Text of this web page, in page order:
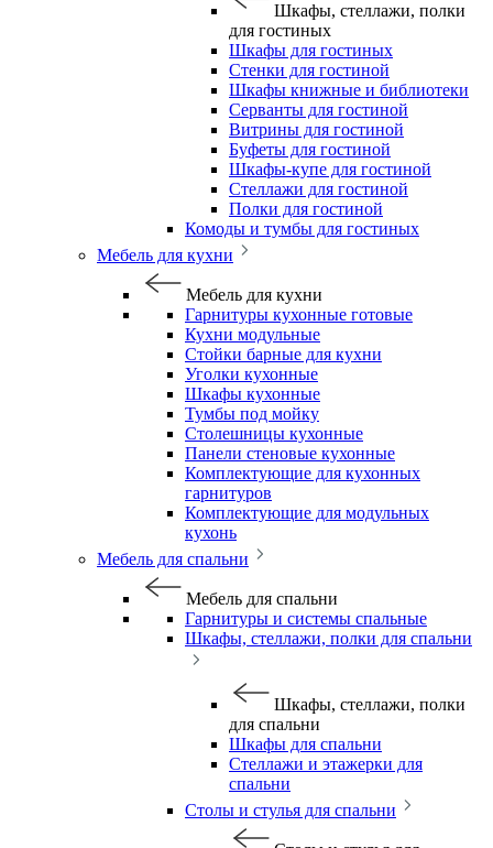
Шкафы, стеллажи, полки
для гостиных
Шкафы для гостиных
Стенки для гостиной
Шкафы книжные и библиотеки
Серванты для гостиной
Витрины для гостиной
Буфеты для гостиной
Шкафы-купе для гостиной
Стеллажи для гостиной
Полки для гостиной
Комоды и тумбы для гостиных
Мебель для кухни
Мебель для кухни
Гарнитуры кухонные готовые
Кухни модульные
Стойки барные для кухни
Уголки кухонные
Шкафы кухонные
Тумбы под мойку
Столешницы кухонные
Панели стеновые кухонные
Комплектующие для кухонных
гарнитуров
Комплектующие для модульных
кухонь
Мебель для спальни
Мебель для спальни
Гарнитуры и системы спальные
Шкафы, стеллажи, полки для спальни
Шкафы, стеллажи, полки
для спальни
Шкафы для спальни
Стеллажи и этажерки для
спальни
Столы и стулья для спальни